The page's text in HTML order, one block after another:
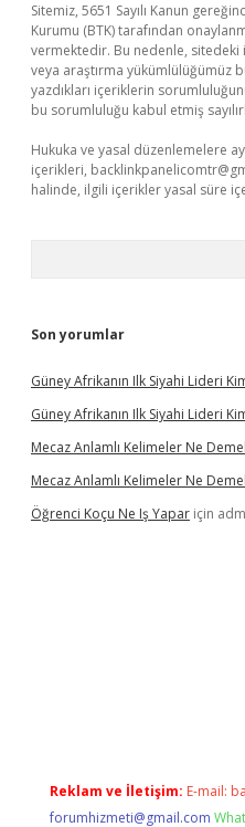
Sitemiz, 5651 Sayılı Kanun
Kurumu (BTK) tarafından
vermektedir. Bu nedenle,
veya araştırma yükümlülüğümüz
yazdıkları içeriklerin
bu sorumluluğu kabul etmiş
Hukuka ve yasal düzenlemelere
içerikleri,
halinde, ilgili içerikler yasal süre
Son yorumlar
Güney Afrikanın Ilk Siyahi Lideri
Güney Afrikanın Ilk Siyahi Lideri
Mecaz Anlamlı Kelimeler Ne
Mecaz Anlamlı Kelimeler Ne
Öğrenci Koçu Ne Iş Yapar için
Reklam ve İletişim: E-mail:
forumhizmeti@gmail.com